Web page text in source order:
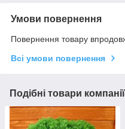
Умови повернення
Повернення товару
Всі умови повернення
Подібні товари компанії